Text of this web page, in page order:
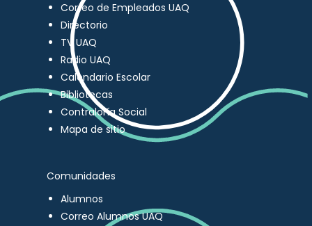
Correo de Empleados UAQ
Directorio
TV UAQ
Radio UAQ
Calendario Escolar
Bibliotecas
Contraloría Social
Mapa de sitio
Comunidades
Alumnos
Correo Alumnos UAQ